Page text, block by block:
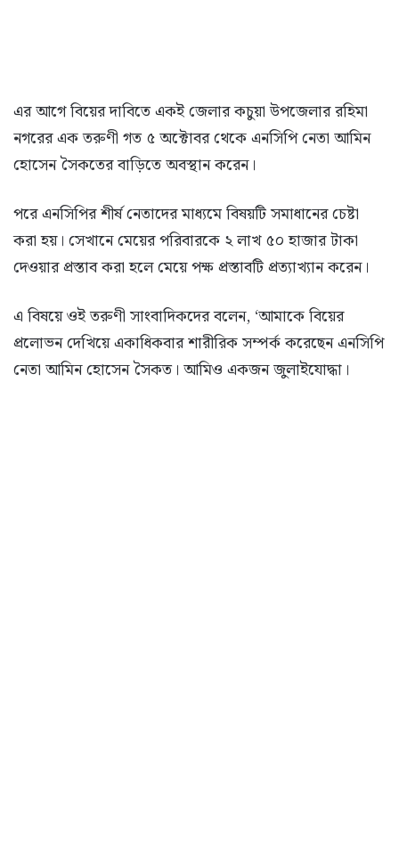
এর আগে বিয়ের দাবিতে একই জেলার কচুয়া উপজেলার রহিমা
নগরের এক তরুণী গত ৫ অক্টোবর থেকে এনসিপি নেতা আমিন
হোসেন সৈকতের বাড়িতে অবস্থান করেন।
পরে এনসিপির শীর্ষ নেতাদের মাধ্যমে বিষয়টি সমাধানের চেষ্টা
করা হয়। সেখানে মেয়ের পরিবারকে ২ লাখ ৫০ হাজার টাকা
দেওয়ার প্রস্তাব করা হলে মেয়ে পক্ষ প্রস্তাবটি প্রত্যাখ্যান করেন।
এ বিষয়ে ওই তরুণী সাংবাদিকদের বলেন, ‘আমাকে বিয়ের
প্রলোভন দেখিয়ে একাধিকবার শারীরিক সম্পর্ক করেছেন এনসিপি
নেতা আমিন হোসেন সৈকত। আমিও একজন জুলাইযোদ্ধা।